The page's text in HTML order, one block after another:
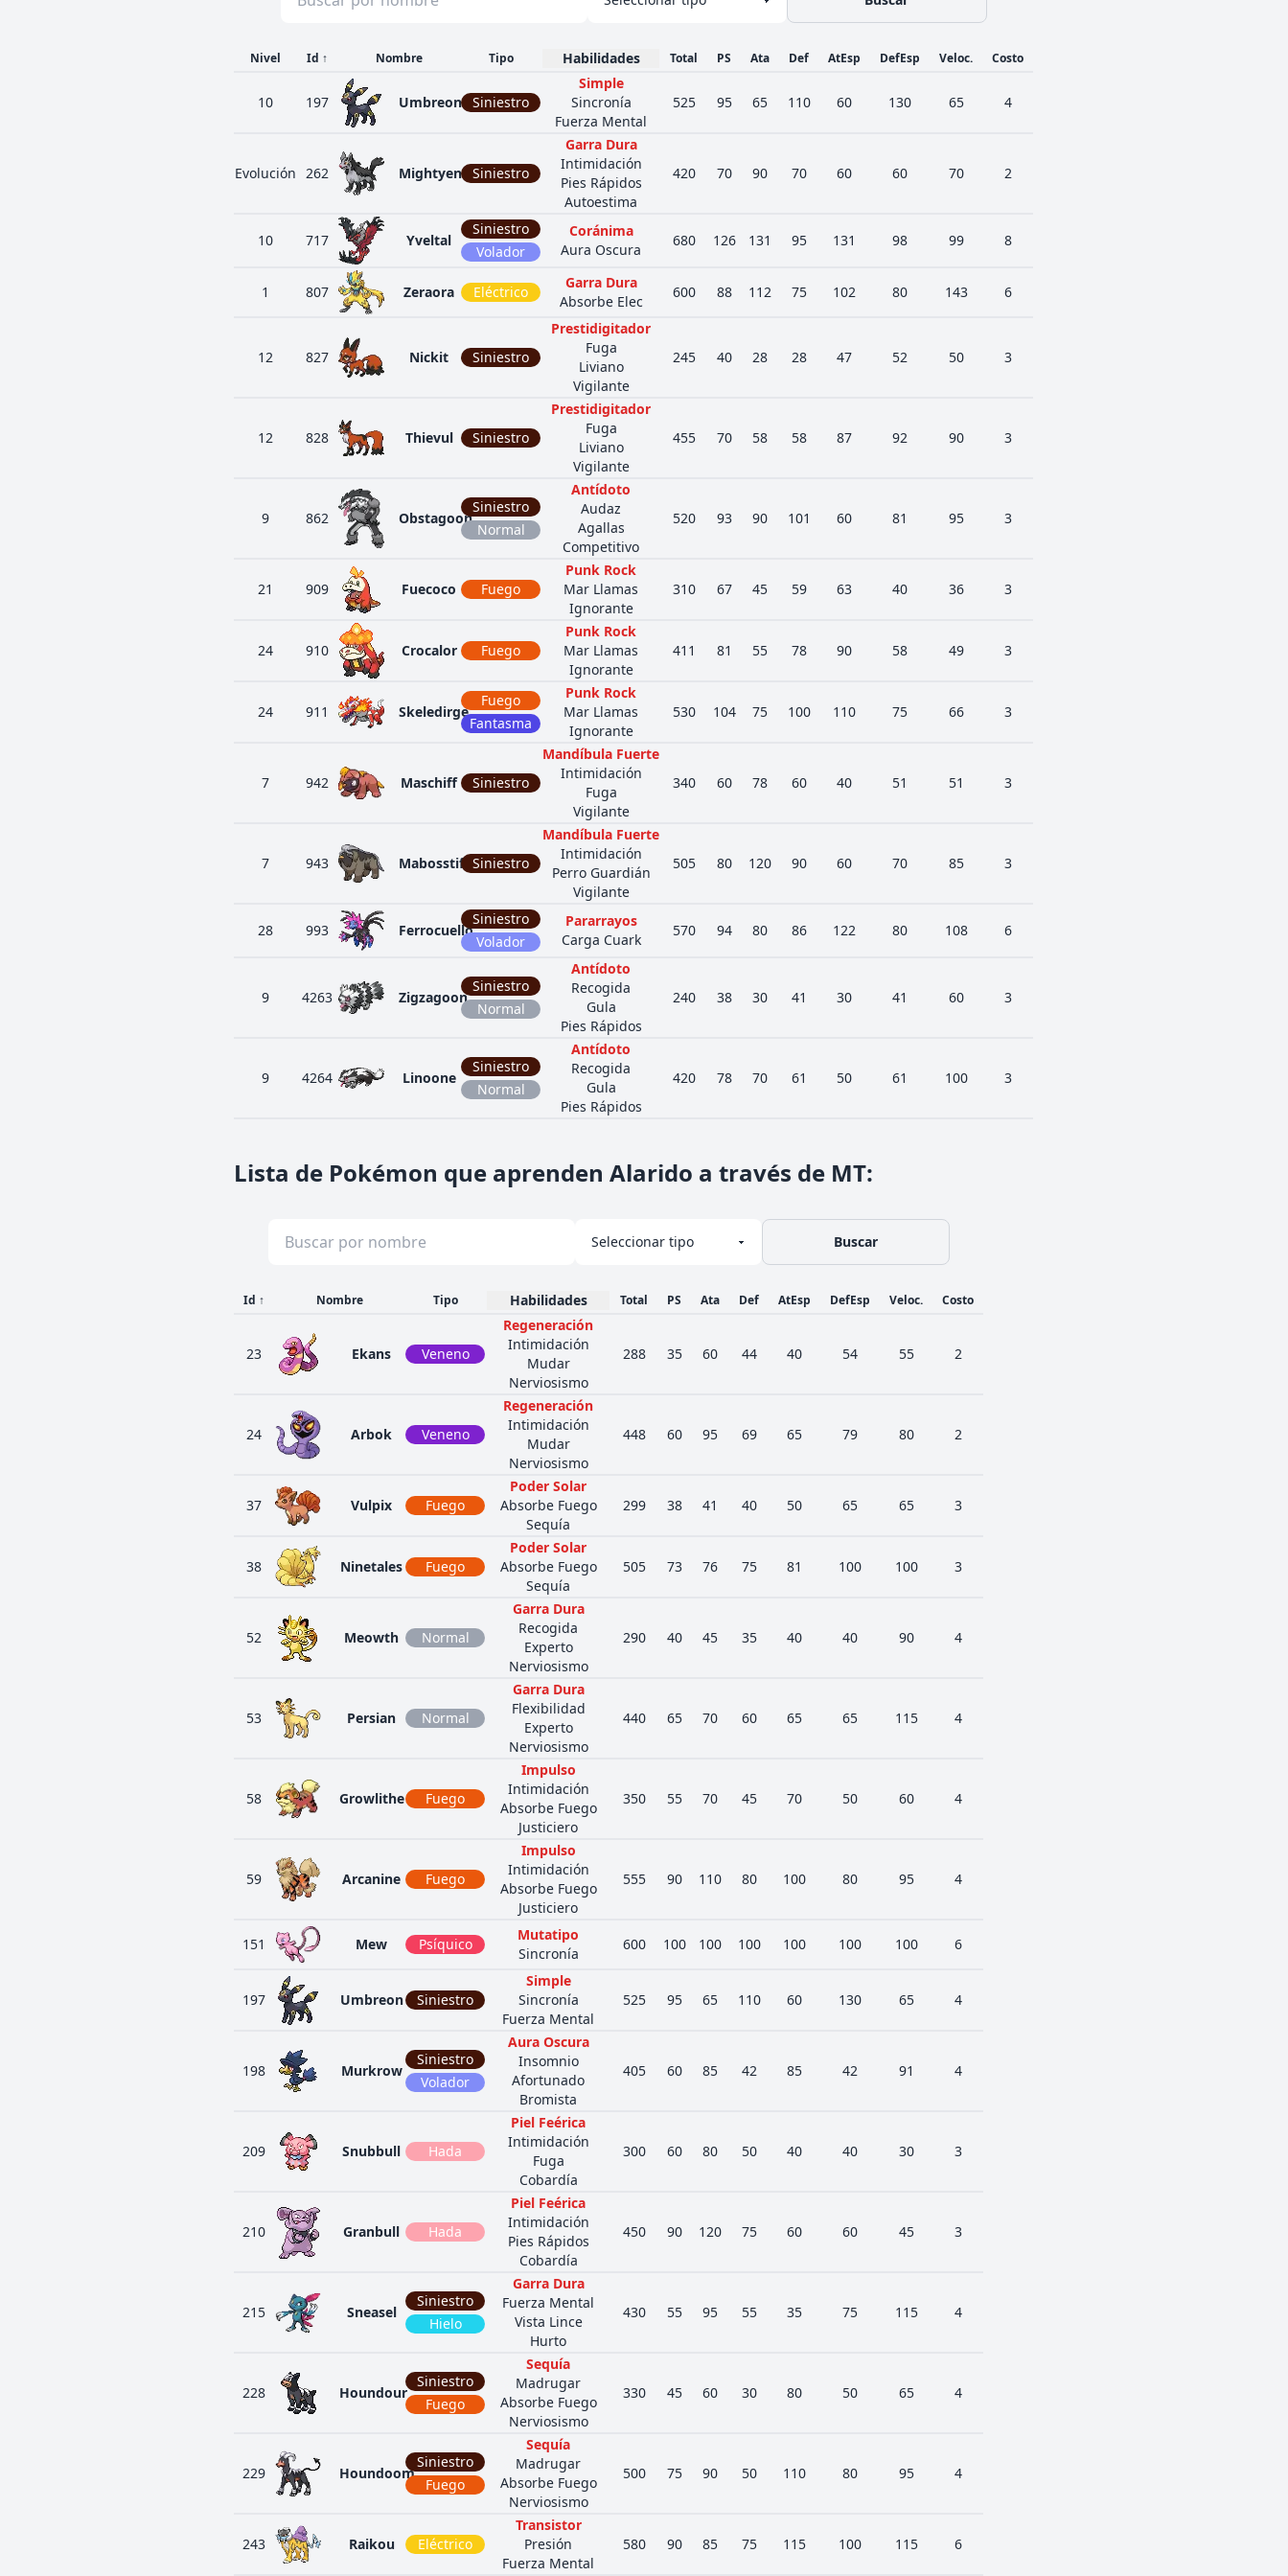
Nivel Id ↑ Nombre Tipo Habilidades Total PS Ata Def AtEsp DefEsp Veloc. Costo
10 197 Umbreon Siniestro
Simple
Sincronía
Fuerza Mental
525 95 65 110 60 130 65 4
Evolución 262 Mightyena Siniestro
Garra Dura
Intimidación
Pies Rápidos
Autoestima
420 70 90 70 60 60 70 2
10 717 Yveltal
Siniestro
Volador
Coránima
Aura Oscura
680 126 131 95 131 98 99 8
1 807 Zeraora Eléctrico
Garra Dura
Absorbe Elec
600 88 112 75 102 80 143 6
12 827 Nickit Siniestro
Prestidigitador
Fuga
Liviano
Vigilante
245 40 28 28 47 52 50 3
12 828 Thievul Siniestro
Prestidigitador
Fuga
Liviano
Vigilante
455 70 58 58 87 92 90 3
9 862 Obstagoon
Siniestro
Normal
Antídoto
Audaz
Agallas
Competitivo
520 93 90 101 60 81 95 3
21 909 Fuecoco Fuego
Punk Rock
Mar Llamas
Ignorante
310 67 45 59 63 40 36 3
24 910 Crocalor Fuego
Punk Rock
Mar Llamas
Ignorante
411 81 55 78 90 58 49 3
24 911 Skeledirge
Fuego
Fantasma
Punk Rock
Mar Llamas
Ignorante
530 104 75 100 110 75 66 3
7 942 Maschiff Siniestro
Mandíbula Fuerte
Intimidación
Fuga
Vigilante
340 60 78 60 40 51 51 3
7 943 Mabosstiff Siniestro
Mandíbula Fuerte
Intimidación
Perro Guardián
Vigilante
505 80 120 90 60 70 85 3
28 993 Ferrocuello
Siniestro
Volador
Pararrayos
Carga Cuark
570 94 80 86 122 80 108 6
9 4263 Zigzagoon
Siniestro
Normal
Antídoto
Recogida
Gula
Pies Rápidos
240 38 30 41 30 41 60 3
9 4264 Linoone
Siniestro
Normal
Antídoto
Recogida
Gula
Pies Rápidos
420 78 70 61 50 61 100 3
Lista de Pokémon que aprenden Alarido a través de MT:
Buscar
Id ↑ Nombre Tipo Habilidades Total PS Ata Def AtEsp DefEsp Veloc. Costo
23 Ekans Veneno
Regeneración
Intimidación
Mudar
Nerviosismo
288 35 60 44 40 54 55 2
24 Arbok Veneno
Regeneración
Intimidación
Mudar
Nerviosismo
448 60 95 69 65 79 80 2
37 Vulpix Fuego
Poder Solar
Absorbe Fuego
Sequía
299 38 41 40 50 65 65 3
38 Ninetales Fuego
Poder Solar
Absorbe Fuego
Sequía
505 73 76 75 81 100 100 3
52 Meowth Normal
Garra Dura
Recogida
Experto
Nerviosismo
290 40 45 35 40 40 90 4
53 Persian Normal
Garra Dura
Flexibilidad
Experto
Nerviosismo
440 65 70 60 65 65 115 4
58 Growlithe Fuego
Impulso
Intimidación
Absorbe Fuego
Justiciero
350 55 70 45 70 50 60 4
59 Arcanine Fuego
Impulso
Intimidación
Absorbe Fuego
Justiciero
555 90 110 80 100 80 95 4
151 Mew Psíquico
Mutatipo
Sincronía
600 100 100 100 100 100 100 6
197 Umbreon Siniestro
Simple
Sincronía
Fuerza Mental
525 95 65 110 60 130 65 4
198 Murkrow
Siniestro
Volador
Aura Oscura
Insomnio
Afortunado
Bromista
405 60 85 42 85 42 91 4
209 Snubbull Hada
Piel Feérica
Intimidación
Fuga
Cobardía
300 60 80 50 40 40 30 3
210 Granbull Hada
Piel Feérica
Intimidación
Pies Rápidos
Cobardía
450 90 120 75 60 60 45 3
215 Sneasel
Siniestro
Hielo
Garra Dura
Fuerza Mental
Vista Lince
Hurto
430 55 95 55 35 75 115 4
228 Houndour
Siniestro
Fuego
Sequía
Madrugar
Absorbe Fuego
Nerviosismo
330 45 60 30 80 50 65 4
229 Houndoom
Siniestro
Fuego
Sequía
Madrugar
Absorbe Fuego
Nerviosismo
500 75 90 50 110 80 95 4
243 Raikou Eléctrico
Transistor
Presión
Fuerza Mental
580 90 85 75 115 100 115 6